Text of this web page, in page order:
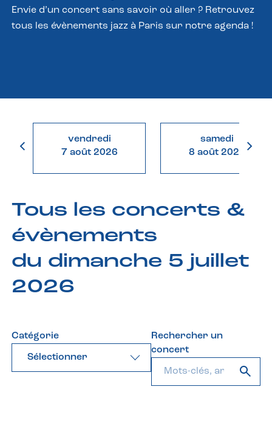
Envie d’un concert sans savoir où aller ? Retrouvez
tous les évènements jazz à Paris sur notre agenda !
vendredi
7 août 2026
samedi
8 août 2026
Tous les concerts &
évènements
du dimanche 5 juillet
2026
Catégorie
Sélectionner
Rechercher un
concert